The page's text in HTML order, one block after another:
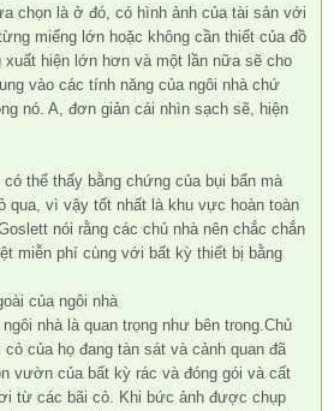
chọn là ở đó, có hình ảnh của tài sản với
miếng lớn hoặc không cần thiết của đồ
xuất hiện lớn hơn và một lần nữa sẽ cho
vào các tính năng của ngôi nhà chứ
nó. A, đơn giản cái nhìn sạch sẽ, hiện
có thể thấy bằng chứng của bụi bẩn mà
qua, vì vậy tốt nhất là khu vực hoàn toàn
nói rằng các chủ nhà nên chắc chắn
miễn phí cùng với bất kỳ thiết bị bằng
của ngôi nhà
nhà là quan trọng như bên trong.Chủ
cỏ của họ đang tàn sát và cảnh quan đã
vườn của bất kỳ rác và đóng gói và cất
từ các bãi cỏ. Khi bức ảnh được chụp